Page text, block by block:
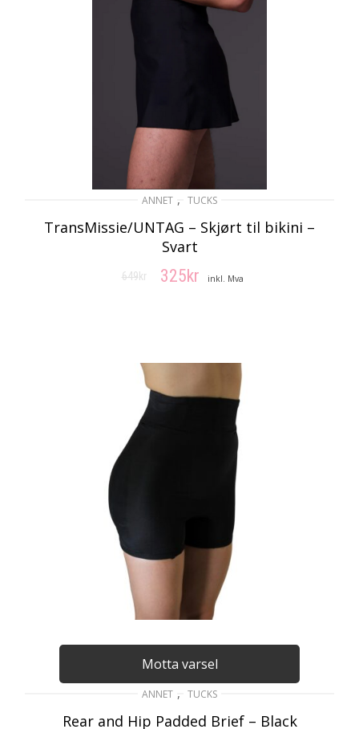
ANNET , TUCKS
TransMissie/UNTAG – Skjørt til bikini –
Svart
649kr
Opprinnelig
325kr
Nåværende
inkl. Mva
Motta varsel
ANNET , TUCKS
Rear and Hip Padded Brief – Black